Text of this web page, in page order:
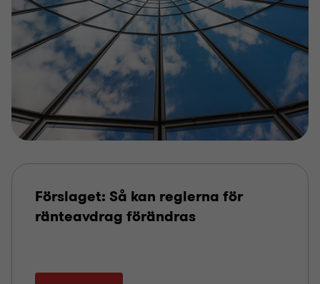
Förslaget: Så kan reglerna för
ränteavdrag förändras